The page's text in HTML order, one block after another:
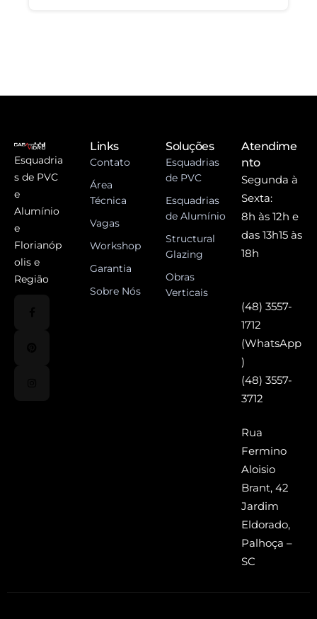
Esquadria
s de PVC
e
Alumínio
e
Florianóp
olis e
Região
Links
Contato
Área
Técnica
Vagas
Workshop
Garantia
Sobre Nós
Soluções
Esquadrias
de PVC
Esquadrias
de Alumínio
Structural
Glazing
Obras
Verticais
Atendime
nto
Segunda à
Sexta:
8h às 12h e
das 13h15 às
18h
(48) 3557-
1712
(WhatsApp
)
(48) 3557-
3712
Rua
Fermino
Aloisio
Brant, 42
Jardim
Eldorado,
Palhoça –
SC